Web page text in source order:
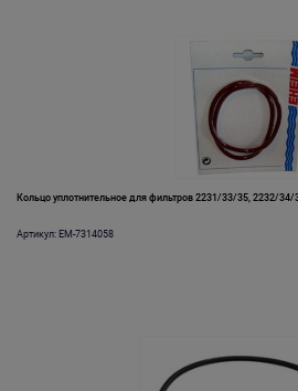
Кольцо уплотнительное для фильтров 2231/33/35, 2232/
Артикул: EM-7314058